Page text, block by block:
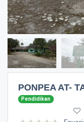
PONPEA AT-
Pendidikan